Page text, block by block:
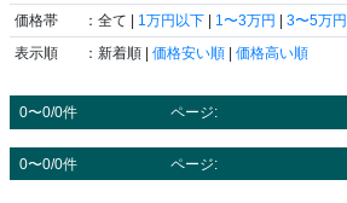
価格帯
：全て | 1万円以下 | 1〜3万円 | 3〜5万円
表示順
：新着順 | 価格安い順 | 価格高い順
0〜0/0件 ページ:
0〜0/0件 ページ: